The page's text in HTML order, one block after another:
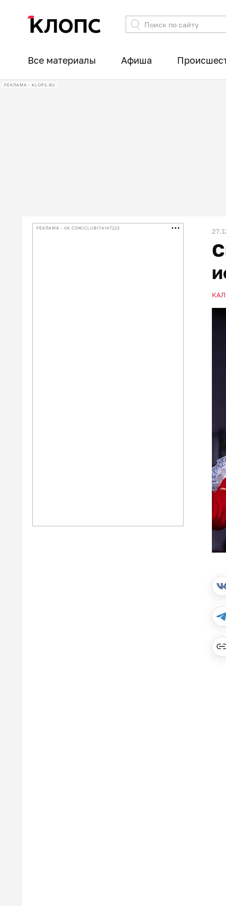
Все материалы Афиша
РЕКЛАМА • KLOPS.RU
РЕКЛАМА • VK.COM/CLUB174147223